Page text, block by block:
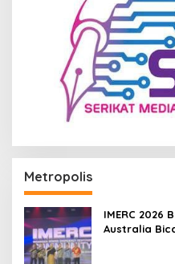
Metropolis
IMERC 2026
Australia